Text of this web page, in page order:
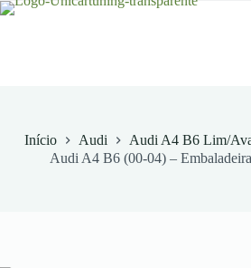
Pular
Início Audi
Audi A4 B6 Lim/
Audi A4 B6 (00-04) –